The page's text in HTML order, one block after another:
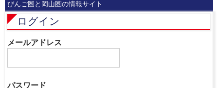
びんご圏と岡山圏の情報サイト
ログイン
メールアドレス
パスワード